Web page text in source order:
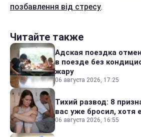
позбавлення від стресу.
Читайте также
Адская поездка
в поезде без
жару
06 августа 2026, 17:25
Тихий развод: 8
вас уже бросил, хотя
06 августа 2026, 16:55